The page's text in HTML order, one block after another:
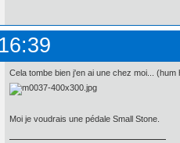
Cela tombe bien j'en ai une chez moi... (hum
Moi je voudrais une pédale Small Stone.